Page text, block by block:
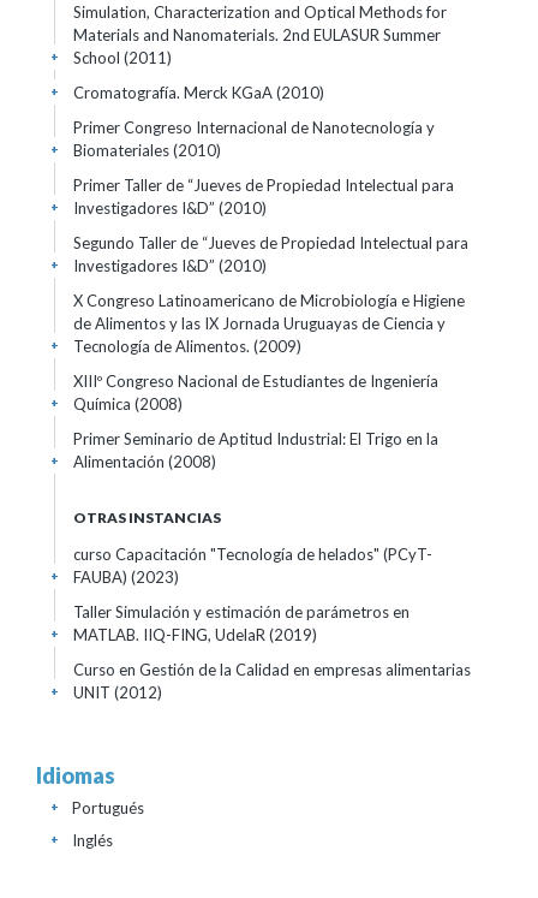
Simulation, Characterization and Optical Methods for
Materials and Nanomaterials. 2nd EULASUR Summer
School (2011)
+
Cromatografía. Merck KGaA(2010)
+
Primer Congreso Internacional de Nanotecnología y
Biomateriales(2010)
+
Primer Taller de “Jueves de Propiedad Intelectual para
Investigadores I&D” (2010)
+
Segundo Taller de “Jueves de Propiedad Intelectual para
Investigadores I&D” (2010)
+
X Congreso Latinoamericano de Microbiología e Higiene
de Alimentos y las IX Jornada Uruguayas de Ciencia y
Tecnología de Alimentos. (2009)
+
XIIIº Congreso Nacional de Estudiantes de Ingeniería
Química (2008)
+
Primer Seminario de Aptitud Industrial: El Trigo en la
Alimentación (2008)
+
OTRAS INSTANCIAS
curso Capacitación "Tecnología de helados" (PCyT-
FAUBA) (2023)
+
Taller Simulación y estimación de parámetros en
MATLAB. IIQ-FING, UdelaR (2019)
+
Curso en Gestión de la Calidad en empresas alimentarias
UNIT (2012)
+
Idiomas
Portugués
+
Inglés
+